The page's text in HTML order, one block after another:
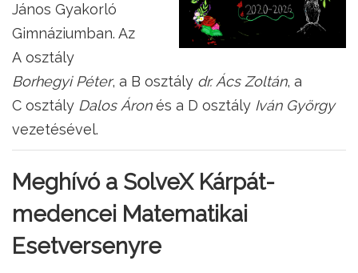
János Gyakorló
Gimnáziumban. Az
A osztály
Borhegyi Péter, a B osztály dr. Ács Zoltán, a
C osztály Dalos Áronés a D osztály Iván György
vezetésével.
Meghívó a SolveX Kárpát-
medencei Matematikai
Esetversenyre